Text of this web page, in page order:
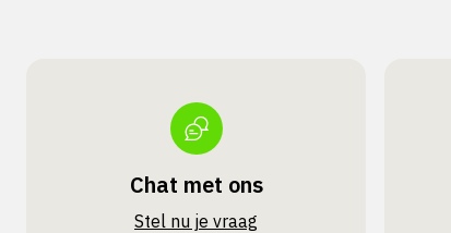
Chat met ons
Stel nu je vraag